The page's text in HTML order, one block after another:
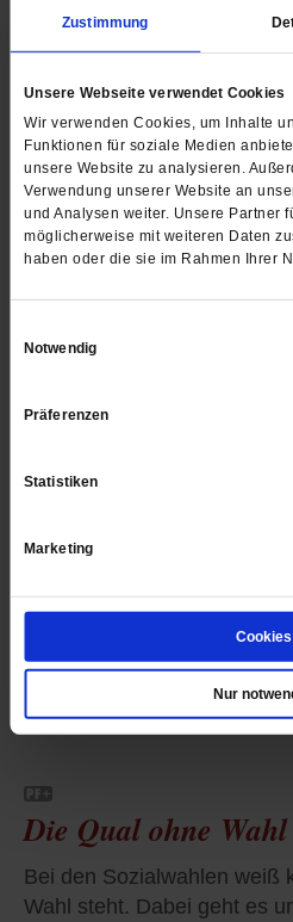
Zustimmung
Unsere Webseite verwendet Cookies
Wir verwenden Cookies, um Inhalte
Funktionen für soziale Medien
unsere Website zu analysieren.
Verwendung unserer Website an
und Analysen weiter. Unsere Partner
möglicherweise mit weiteren Daten
haben oder die sie im Rahmen Ihrer
Notwendig
Präferenzen
Statistiken
Marketing
Nur
Mehr Rechte für
/mehr
von
Die Sozialwahl -
Bei den Sozialwahlen weiß
Wahl steht. Dabei geht es
/mehr
Die Qual ohne Wahl
Bei den Sozialwahlen weiß
Wahl steht. Dabei geht es